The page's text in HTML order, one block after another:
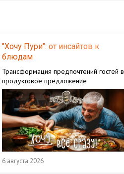
"Хочу Пури": от инсайтов к
блюдам
Трансформация предпочтений гостей в
продуктовое предложение
6 августа 2026